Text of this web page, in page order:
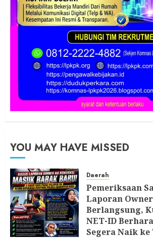
YOU MAY HAVE MISSED
Daerah
Pemeriksaan
Laporan
Berlangsung,
NET-ID
Segera Naik ke